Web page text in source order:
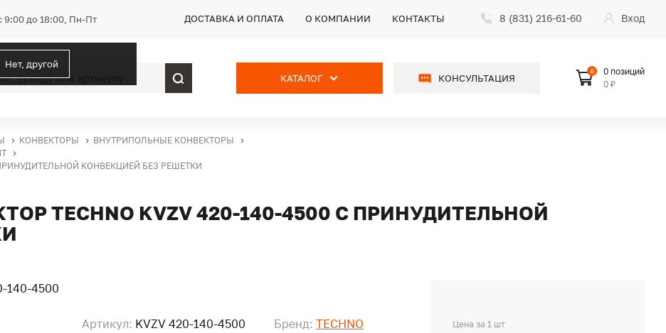
9:00 до 18:00, Пн-Пт
Нет, другой
ДОСТАВКА И ОПЛАТА О КОМПАНИИ КОНТАКТЫ 8 (831) 216-61-60 Вход
КАТАЛОГ КОНСУЛЬТАЦИЯ
0
0 позиций
0 ₽
КОНВЕКТОРЫ
ВНУТРИПОЛЬНЫЕ КОНВЕКТОРЫ
КОНВЕКЦИЕЙ БЕЗ РЕШЕТКИ
TECHNO KVZV 420-140-4500 С ПРИНУДИТЕЛЬНОЙ
Артикул: KVZV 420-140-4500 Бренд: TECHNO Цена за 1 шт